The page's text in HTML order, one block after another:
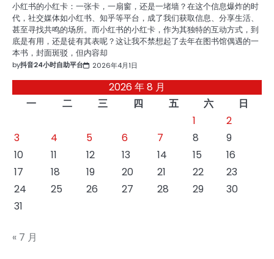
小红书的小红卡：一张卡，一扇窗，还是一堵墙？在这个信息爆炸的时
代，社交媒体如小红书、知乎等平台，成了我们获取信息、分享生活、
甚至寻找共鸣的场所。而小红书的小红卡，作为其独特的互动方式，到
底是有用，还是徒有其表呢？这让我不禁想起了去年在图书馆偶遇的一
本书，封面斑驳，但内容却
by抖音24小时自助平台 2026年4月1日
2026 年 8 月
一
二 三 四 五 六
日
1
2
3
4 5 6 7 8
9
10
11 12 13 14 15
16
17
18 19 20 21 22
23
24
25 26 27 28 29
30
31
« 7 月